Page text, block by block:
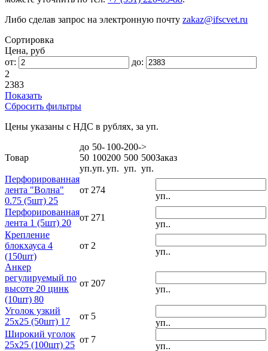
Либо сделав запрос на электронную почту zakaz@ifscvet.ru
Сортировка
Цена, руб
от:
до:
2
2383
Показать
Сбросить фильтры
Цены указаны с НДС в рублях, за уп.
Товар
до
50
уп.
50-
100
уп.
100-
200
уп.
200-
500
уп.
>
500
уп.
Заказ
Перфорированная
лента "Волна"
0.75 (5шт) 25
от 274
уп..
Перфорированная
лента 1 (5шт) 20
от 271
уп..
Крепление
блокхауса 4
(150шт)
от 2
уп..
Анкер
регулируемый по
высоте 20 цинк
(10шт) 80
от 207
уп..
Уголок узкий
25х25 (50шт) 17
от 5
уп..
Широкий уголок
25х25 (100шт) 25
от 7
уп..